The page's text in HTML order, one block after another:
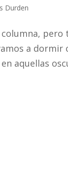
Durden
a dormir
aquellas